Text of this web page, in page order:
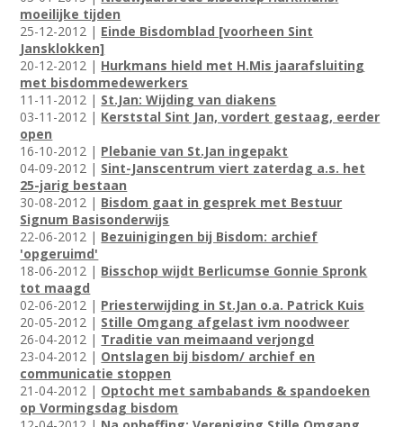
moeilijke tijden
25-12-2012 | Einde Bisdomblad [voorheen Sint
Jansklokken]
20-12-2012 | Hurkmans hield met H.Mis jaarafsluiting
met bisdommedewerkers
11-11-2012 | St.Jan: Wijding van diakens
03-11-2012 | Kerststal Sint Jan, vordert gestaag, eerder
open
16-10-2012 | Plebanie van St.Jan ingepakt
04-09-2012 | Sint-Janscentrum viert zaterdag a.s. het
25-jarig bestaan
30-08-2012 | Bisdom gaat in gesprek met Bestuur
Signum Basisonderwijs
22-06-2012 | Bezuinigingen bij Bisdom: archief
'opgeruimd'
18-06-2012 | Bisschop wijdt Berlicumse Gonnie Spronk
tot maagd
02-06-2012 | Priesterwijding in St.Jan o.a. Patrick Kuis
20-05-2012 | Stille Omgang afgelast ivm noodweer
26-04-2012 | Traditie van meimaand verjongd
23-04-2012 | Ontslagen bij bisdom/ archief en
communicatie stoppen
21-04-2012 | Optocht met sambabands & spandoeken
op Vormingsdag bisdom